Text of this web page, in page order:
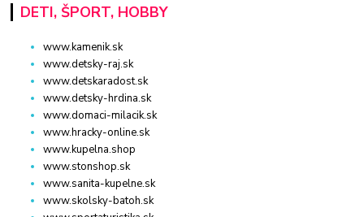
DETI, ŠPORT, HOBBY
www.kamenik.sk
www.detsky-raj.sk
www.detskaradost.sk
www.detsky-hrdina.sk
www.domaci-milacik.sk
www.hracky-online.sk
www.kupelna.shop
www.stonshop.sk
www.sanita-kupelne.sk
www.skolsky-batoh.sk